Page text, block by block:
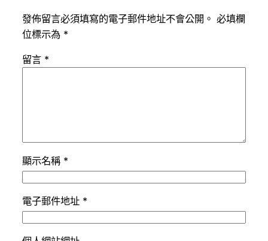
發佈留言必須填寫的電子郵件地址不會公開。 必填欄
位標示為 *
留言 *
顯示名稱 *
電子郵件地址 *